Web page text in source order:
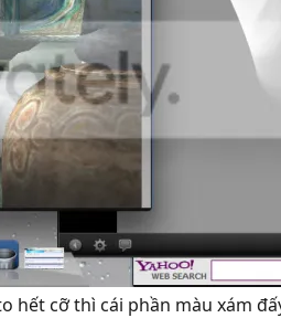
hết cỡ thì cái phần màu xám